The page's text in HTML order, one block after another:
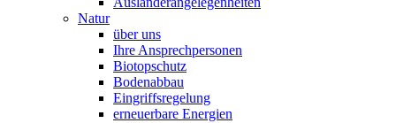
Natur
über uns
Ihre Ansprechpersonen
Biotopschutz
Bodenabbau
Eingriffsregelung
erneuerbare Energien